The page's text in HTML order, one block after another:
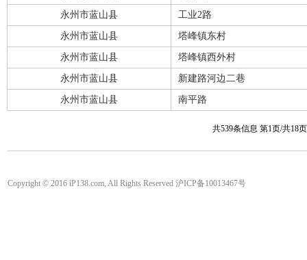
永州市蓝山县 工业2路
永州市蓝山县 塔峰镇东村
永州市蓝山县 塔峰镇西外村
永州市蓝山县 新建路河边二巷
永州市蓝山县 南平路
共539条信息 第1页/共18
Copyright © 2016 iP138.com, All Rights Reserved 沪ICP备10013467号